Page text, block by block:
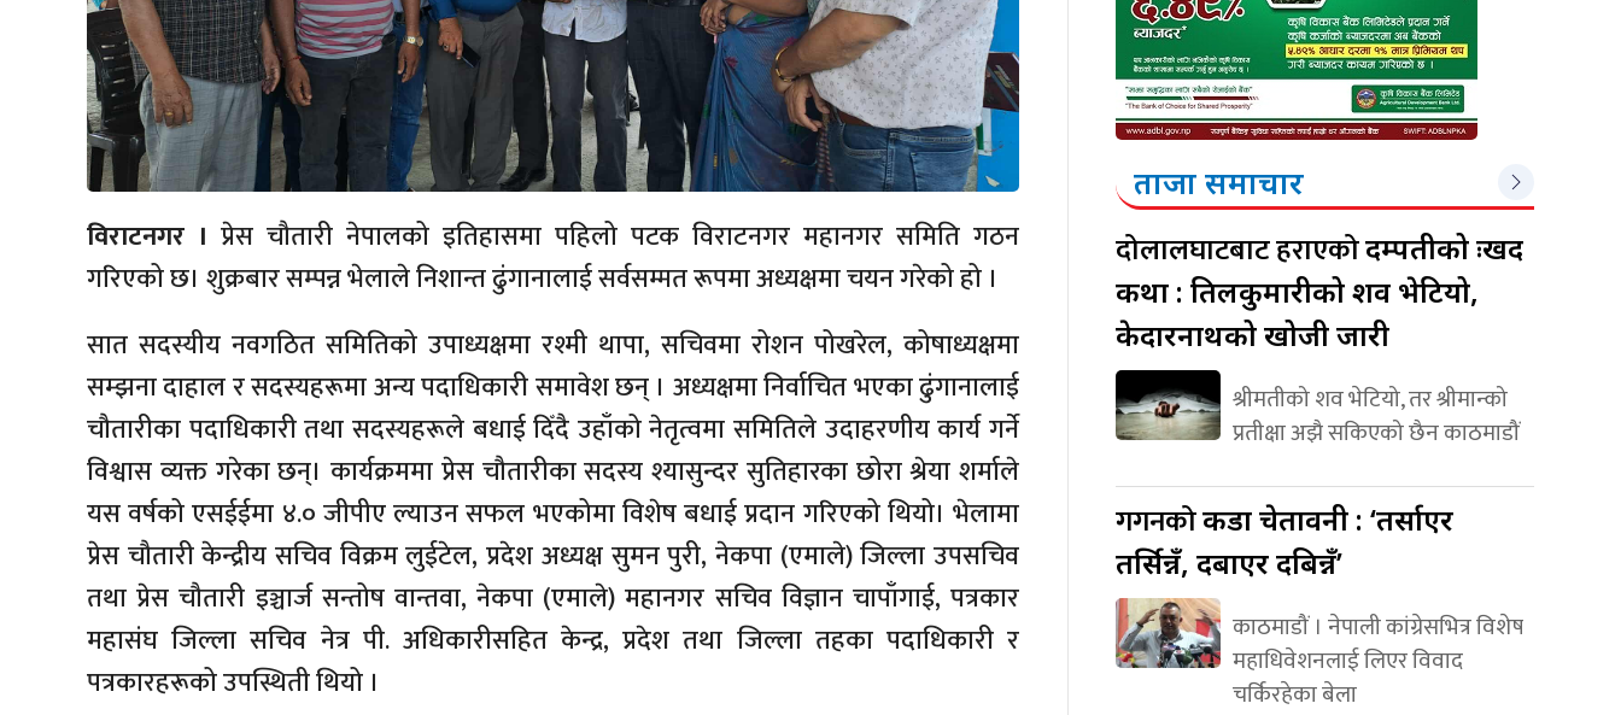
विराटनगर । प्रेस चौतारी नेपालको इतिहासमा पहिलो पटक विराटनगर महानगर समिति गठन
गरिएको छ। शुक्रबार सम्पन्न भेलाले निशान्त ढुंगानालाई सर्वसम्मत रूपमा अध्यक्षमा चयन गरेको हो ।
सात सदस्यीय नवगठित समितिको उपाध्यक्षमा रश्मी थापा, सचिवमा रोशन पोखरेल, कोषाध्यक्षमा
सम्झना दाहाल र सदस्यहरूमा अन्य पदाधिकारी समावेश छन् । अध्यक्षमा निर्वाचित भएका ढुंगानालाई
चौतारीका पदाधिकारी तथा सदस्यहरूले बधाई दिँदै उहाँको नेतृत्वमा समितिले उदाहरणीय कार्य गर्ने
विश्वास व्यक्त गरेका छन्। कार्यक्रममा प्रेस चौतारीका सदस्य श्यासुन्दर सुतिहारका छोरा श्रेया शर्माले
यस वर्षको एसईईमा ४.० जीपीए ल्याउन सफल भएकोमा विशेष बधाई प्रदान गरिएको थियो। भेलामा
प्रेस चौतारी केन्द्रीय सचिव विक्रम लुईटेल, प्रदेश अध्यक्ष सुमन पुरी, नेकपा (एमाले) जिल्ला उपसचिव
तथा प्रेस चौतारी इञ्चार्ज सन्तोष वान्तवा, नेकपा (एमाले) महानगर सचिव विज्ञान चापाँगाई, पत्रकार
महासंघ जिल्ला सचिव नेत्र पी. अधिकारीसहित केन्द्र, प्रदेश तथा जिल्ला तहका पदाधिकारी र
पत्रकारहरूको उपस्थिती थियो ।
ताजा समाचार
दोलालघाटबाट हराएकोदम्पतीको दुःखद
कथा : तिलकुमारीको शव भेटियो,
केदारनाथको खोजी जारी
श्रीमतीको शव भेटियो, तर श्रीमान्को
प्रतीक्षा अझै सकिएको छैन काठमाडौं
गगनकोकडा चेतावनी : ‘तर्साएर
तर्सिन्नँ, दबाएर दबिन्नँ’
काठमाडौं । नेपाली कांग्रेसभित्र विशेष
महाधिवेशनलाई लिएर विवाद
चर्किरहेका बेला